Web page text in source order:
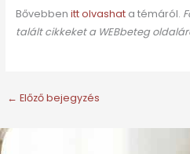
Bővebben itt olvashat a témáról.
talált cikkeket a WEBbeteg
← Előző bejegyzés